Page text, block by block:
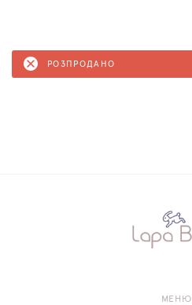
РОЗПРОДАНО
МЕНЮ